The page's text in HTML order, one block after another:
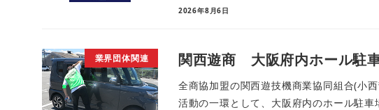
2026年8月6日
業界団体関連 関西遊商 大阪府内ホール駐
全商協加盟の関西遊技機商業協同組合(小
活動の一環として、大阪府内のホール駐